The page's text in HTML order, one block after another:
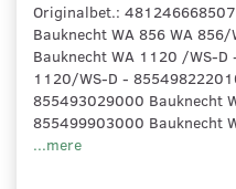
Originalbet.:
Bauknecht WA 856 WA
Bauknecht WA 1120 /WS-
1120/WS-D -
855493029000 Bauknecht
855499903000 Bauknecht
...mere